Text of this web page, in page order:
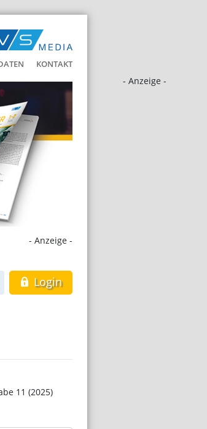
KONTAKT
- Anzeige -
- Anzeige -
Login
11 (2025)